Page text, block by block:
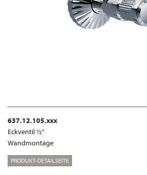
637.12.105.xxx
Eckventil ½"
Wandmontage
PRODUKT-DETAILSEITE